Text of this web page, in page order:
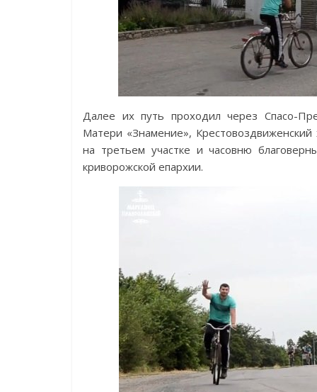
Далее их путь проходил через Спасо-
Матери «Знамение»,
на третьем участке и часовню
криворожской епархии.